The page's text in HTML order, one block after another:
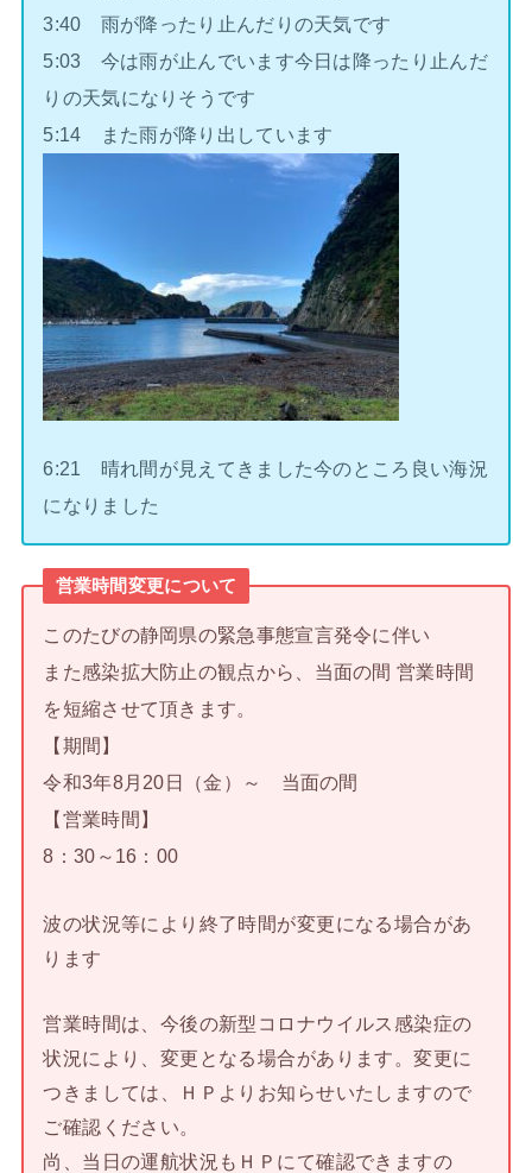
3:40 雨が降ったり止んだりの天気です
5:03 今は雨が止んでいます今日は降ったり止んだ
りの天気になりそうです
5:14 また雨が降り出しています
6:21 晴れ間が見えてきました今のところ良い海況
になりました
営業時間変更について
このたびの静岡県の緊急事態宣言発令に伴い
また感染拡大防止の観点から、当面の間 営業時間
を短縮させて頂きます。
【期間】
令和3年8月20日（金）～ 当面の間
【営業時間】
8：30～16：00
波の状況等により終了時間が変更になる場合があ
ります
営業時間は、今後の新型コロナウイルス感染症の
状況により、変更となる場合があります。変更に
つきましては、ＨＰよりお知らせいたしますので
ご確認ください。
尚、当日の運航状況もＨＰにて確認できますの